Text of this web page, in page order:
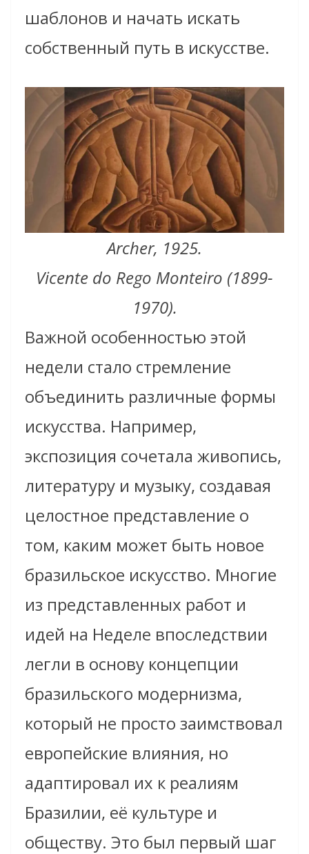
шаблонов и начать искать
собственный путь в искусстве.
Archer, 1925.
Vicente do Rego Monteiro (1899-
1970).
Важной особенностью этой
недели стало стремление
объединить различные формы
искусства. Например,
экспозиция сочетала живопись,
литературу и музыку, создавая
целостное представление о
том, каким может быть новое
бразильское искусство. Многие
из представленных работ и
идей на Неделе впоследствии
легли в основу концепции
бразильского модернизма,
который не просто заимствовал
европейские влияния, но
адаптировал их к реалиям
Бразилии, её культуре и
обществу. Это был первый шаг